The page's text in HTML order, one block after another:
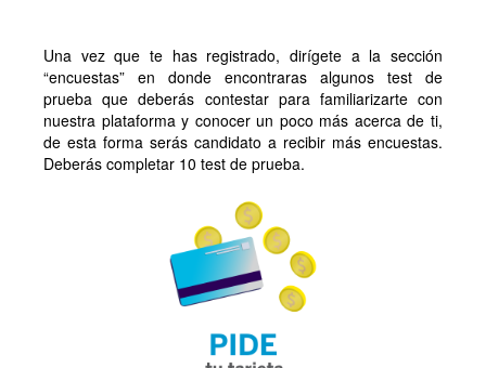
Una vez que te has registrado, dirígete a la sección
“encuestas” en donde encontraras algunos test de
prueba que deberás contestar para familiarizarte con
nuestra plataforma y conocer un poco más acerca de ti,
de esta forma serás candidato a recibir más encuestas.
Deberás completar 10 test de prueba.